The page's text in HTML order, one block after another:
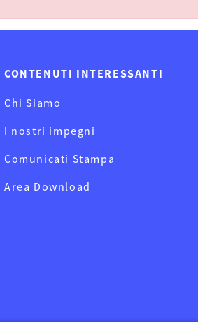
CONTENUTI INTERESSANTI
Chi Siamo
I nostri impegni
Comunicati Stampa
Area Download